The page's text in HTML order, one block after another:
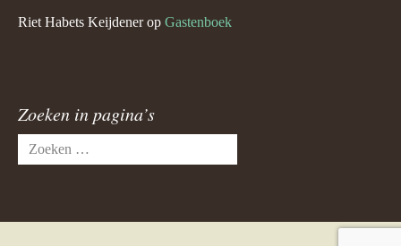
Riet Habets Keijdenerop Gastenboek
Zoeken in pagina’s
Zoeken
naar: